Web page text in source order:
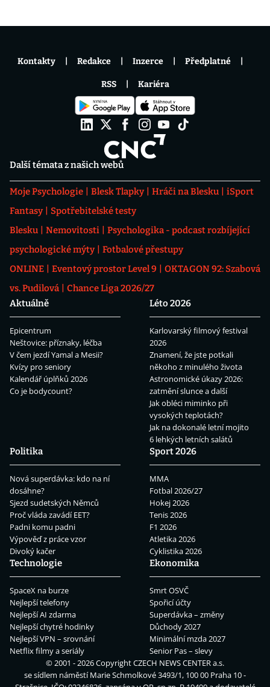
Další témata z našich webů
Moje Psychologie Blesk Tlapky Hráči na Blesku
iSport
Fantasy
Spotřebitelské testy
Blesku
Nemovitosti
Psychologika - podcast rozbíjející
psychologické mýty
Fotbalové přestupy
ONLINE
Eventový prostor Level 9
OKTAGON 92: Szabová
vs. Pudilová
Chance Liga 2026/27
Aktuálně
Epicentrum
Neštovice: příznaky, léčba
V čem jezdí Yamal a Mesii?
Kvízy pro seniory
Kalendář úplňků 2026
Co je bodycount?
Léto 2026
Karlovarský filmový festival
2026
Znamení, že jste potkali
někoho z minulého života
Astronomické úkazy 2026:
zatmění slunce a další
Jak obléci miminko při
vysokých teplotách?
Jak na dokonalé letní mojito
6 lehkých letních salátů
Politika
Nová superdávka: kdo na ní
dosáhne?
Sjezd sudetských Němců
Proč vláda zavádí EET?
Padni komu padni
Výpověď z práce vzor
Divoký kačer
Sport 2026
MMA
Fotbal 2026/27
Hokej 2026
Tenis 2026
F1 2026
Atletika 2026
Cyklistika 2026
Technologie
SpaceX na burze
Nejlepší telefony
Nejlepší AI zdarma
Nejlepší chytré hodinky
Nejlepší VPN – srovnání
Netflix filmy a seriály
Ekonomika
Smrt OSVČ
Spořicí účty
Superdávka – změny
Důchody 2027
Minimální mzda 2027
Senior Pas – slevy
Kontakty Redakce Inzerce Předplatné
RSS Kariéra
© 2001 - 2026 CopyrightCZECH NEWS CENTER a.s.
se sídlem náměstí Marie Schmolkové 3493/1, 100 00 Praha 10 -